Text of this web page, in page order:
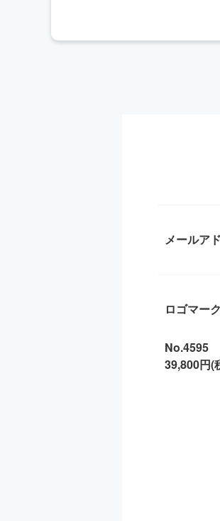
メールア
ロゴマーク
No.4595
39,800円(